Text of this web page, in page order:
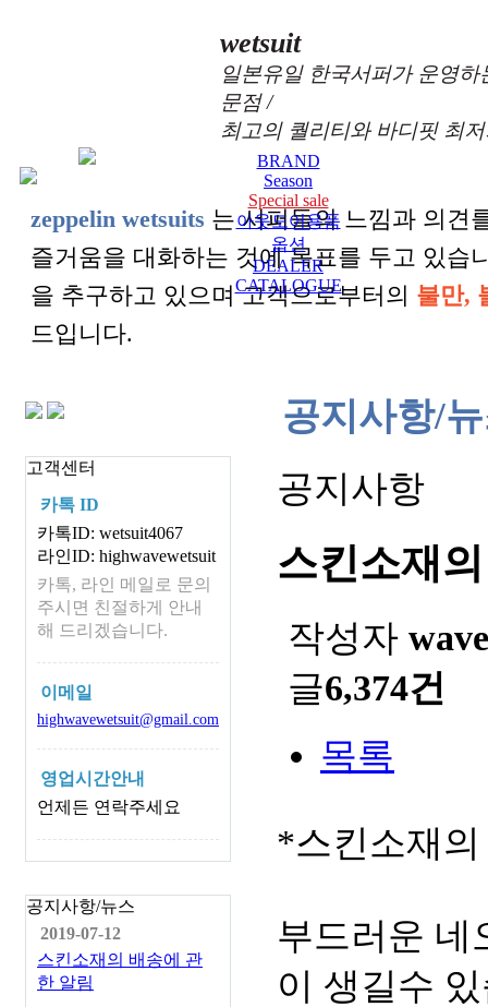
wetsuit
일본유일 한국서퍼가 운영
문점 /
최고의 퀄리티와 바디핏 최
BRAND
Season
Special sale
아웃도어용품
옵션
DEALER
CATALOGUE
zeppelin wetsuits 는 서퍼들의 느낌과 의견
즐거움을 대화하는 것에 목표를 두고 있
을 추구하고 있으며 고객으로부터의 불만,
드입니다.
고객센터
카톡 ID
카톡ID: wetsuit4067
라인ID: highwavewetsuit
카톡, 라인 메일로 문의
주시면 친절하게 안내
해 드리겠습니다.
이메일
highwavewetsuit@gmail.com
영업시간안내
언제든 연락주세요
공지사항/뉴스
2019-07-12
스킨소재의 배송에 관
한 알림
공지사항/
공지사항
스킨소재
작성자 wave
글6,374건
목록
*스킨소재
부드러운 네
이 생길수